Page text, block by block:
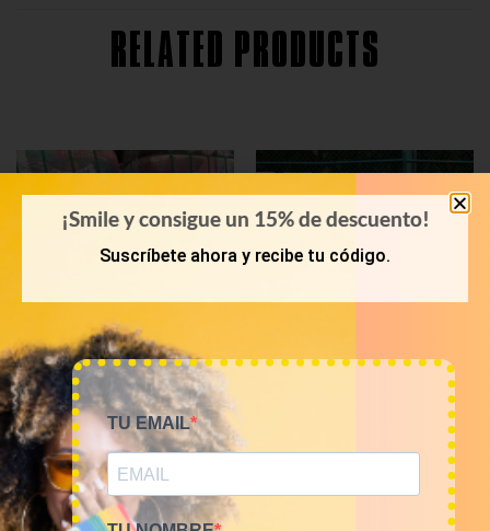
RELATED PRODUCTS
PRIMAVERA-VERANO
Bala 45kg sudaderas USA
Sports 18€/kg
810,00€ (sin IVA)
Mix de polos vintage de
marca por kilos
(sin IVA)
¡Smile y consigue un 15% de descuento!
Suscríbete ahora y recibe tu código.
TU EMAIL